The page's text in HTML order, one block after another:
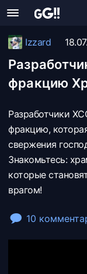
Izzard
фракцию
Разработчики
фракцию,
свержения
Знакомьтесь:
которые
врагом!
10